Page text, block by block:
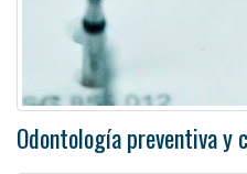
Odontología preventiva y